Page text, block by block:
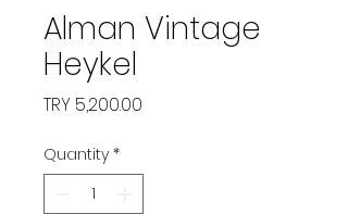
Alman Vintage
Heykel
TRY 5,200.00
Quantity *